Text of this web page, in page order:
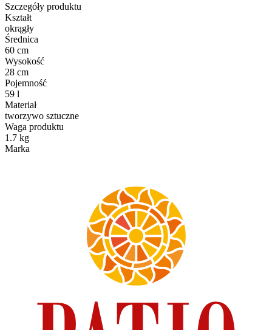
Szczegóły produktu
Kształt
okrągły
Średnica
60 cm
Wysokość
28 cm
Pojemność
59 l
Materiał
tworzywo sztuczne
Waga produktu
1.7 kg
Marka